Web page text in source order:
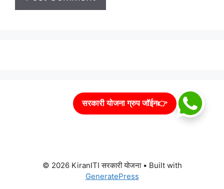
© 2026 KiranITI सरकारी योजना• Built with
GeneratePress
सरकारी योजना ग्रुप जॉईन👉